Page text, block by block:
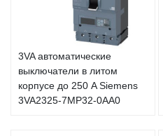
3VA автоматические
выключатели в литом
корпусе до 250 A Siemens
3VA2325-7MP32-0AA0